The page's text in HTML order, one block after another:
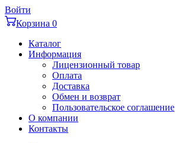
Перейти
к
содержимому
Войти
Корзина 0
Каталог
Информация
Лицензионный товар
Оплата
Доставка
Обмен и возврат
Пользовательское соглашение
О компании
Контакты